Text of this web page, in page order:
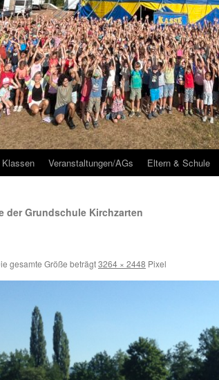
Klassen Veranstaltungen/AGs Eltern & Schule
der Grundschule Kirchzarten
gesamte Größe beträgt3264 × 2448 Pixel